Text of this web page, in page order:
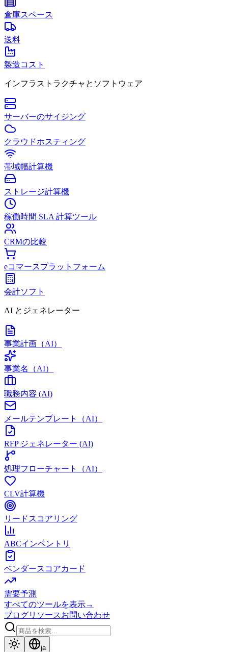
倉庫スペース
送料
製造コスト
インフラストラクチャとソフトウェア
サーバーのサイジング
クラウドホスティング
帯域幅計算機
ストレージ計算機
稼働時間 SLA 計算ツール
CRMの比較
eコマースプラットフォーム
会計ソフト
AI とジェネレーター
事業計画（AI）
事業名（AI）
職務内容 (AI)
メールテンプレート（AI）
RFP ジェネレーター (AI)
処理フローチャート（AI）
CLV計算機
リードスコアリング
ABCインベントリ
ベンダースコアカード
需要予測
すべてのツールを表示→
ブログリソースお問い合わせ
ja